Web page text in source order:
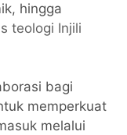
hingga
teologi Injili
bagi
memperkuat
melalui